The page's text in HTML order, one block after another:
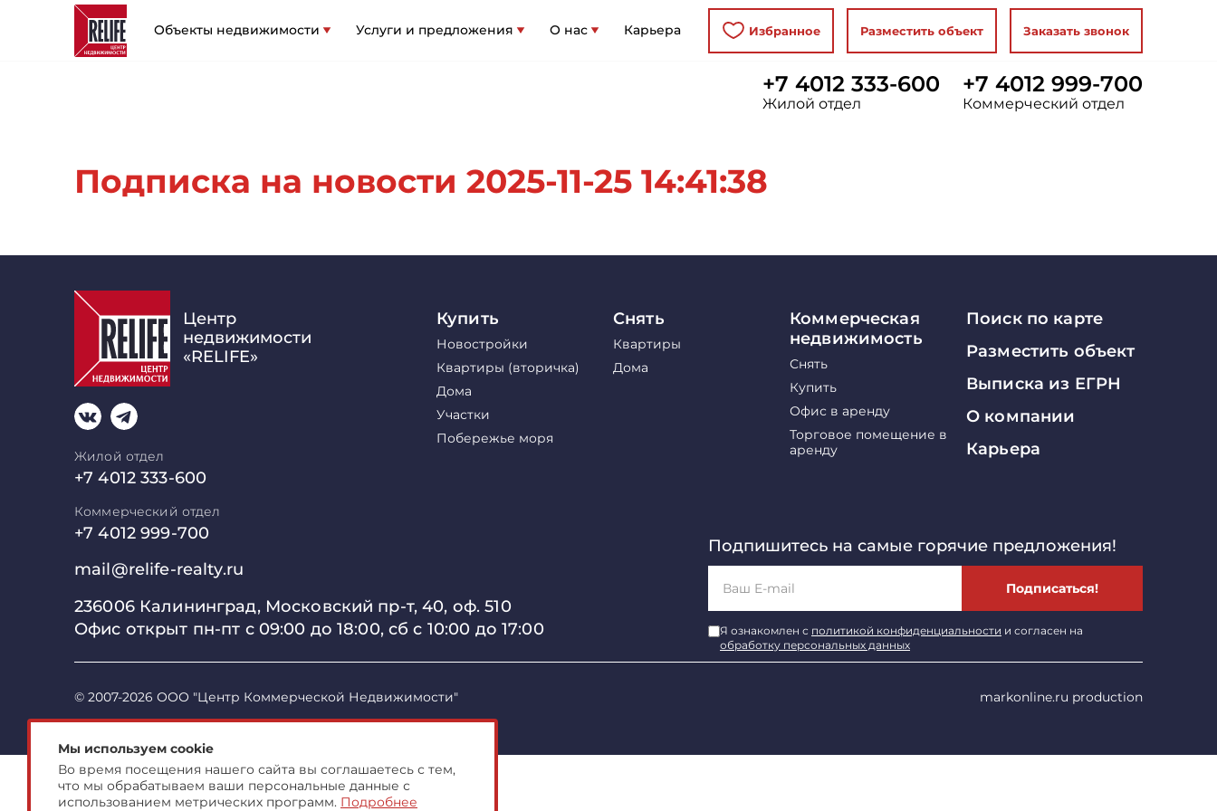
Объекты недвижимости Услуги и предложения О нас Карьера Избранное Разместить объект Заказать звонок
+7 4012 333-600
Жилой отдел
+7 4012 999-700
Коммерческий отдел
Подписка на новости 2025-11-25 14:41:38
Центр
недвижимости
«RELIFE»
Жилой отдел
+7 4012 333-600
Коммерческий отдел
+7 4012 999-700
mail@relife-realty.ru
236006 Калининград, Московский пр-т, 40, оф. 510
Офис открыт пн-пт с 09:00 до18:00, сб с 10:00 до 17:00
Купить
Новостройки
Квартиры (вторичка)
Дома
Участки
Побережье моря
Снять
Квартиры
Дома
Коммерческая
недвижимость
Снять
Купить
Офис в аренду
Торговое помещение в
аренду
Поиск по карте
Разместить объект
Выписка из ЕГРН
О компании
Карьера
© 2007-2026 ООО "Центр Коммерческой Недвижимости" markonline.ru production
Подпишитесь на самые горячие предложения!
Подписаться!
Я ознакомлен с политикой конфиденциальности и согласен на
обработку персональных данных
Мы используем cookie
Во время посещения нашего сайта вы соглашаетесь с тем,
что мы обрабатываем ваши персональные данные с
использованием метрических программ. Подробнее